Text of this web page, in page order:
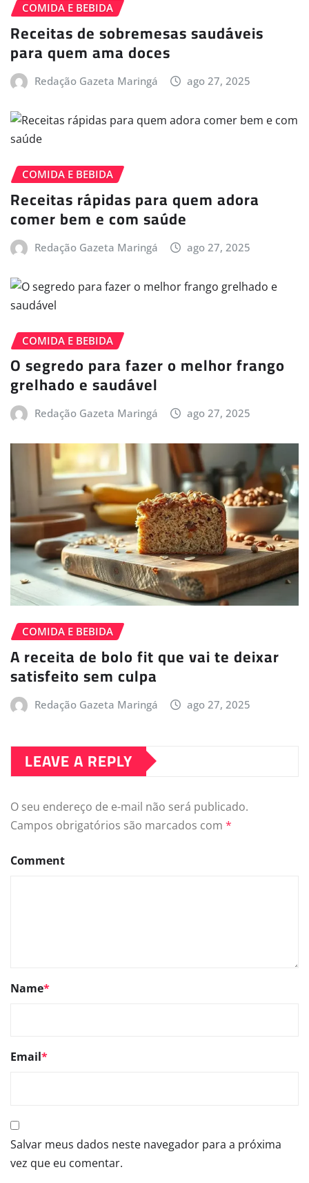
COMIDA E BEBIDA
Receitas de sobremesas saudáveis
para quem ama doces
Redação Gazeta Maringá ago 27, 2025
COMIDA E BEBIDA
Receitas rápidas para quem adora
comer bem e com saúde
Redação Gazeta Maringá ago 27, 2025
COMIDA E BEBIDA
O segredo para fazer o melhor frango
grelhado e saudável
Redação Gazeta Maringá ago 27, 2025
COMIDA E BEBIDA
A receita de bolo fit que vai te deixar
satisfeito sem culpa
Redação Gazeta Maringá ago 27, 2025
LEAVE A REPLY
O seu endereço de e-mail não será publicado.
Campos obrigatórios são marcados com *
Comment
Name*
Email*
Salvar meus dados neste navegador para a próxima
vez que eu comentar.